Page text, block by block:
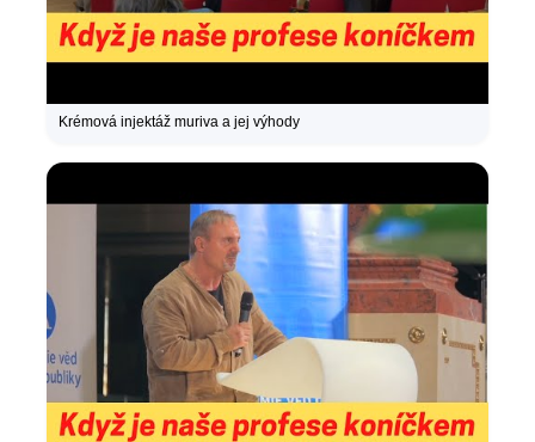
Krémová injektáž muriva a jej výhody